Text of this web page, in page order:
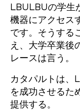
LBU LBUの学生
機器にアクセス
です。そうする
え、大学卒業後
レースは言う。
カタパルトは、
を成功させるた
提供する。